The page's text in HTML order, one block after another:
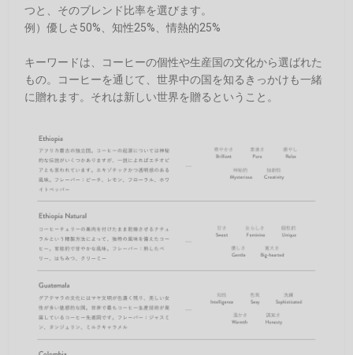
つと、そのブレンド比率を選びます。
例）優しさ50%、知性25%、情熱的25%
キーワードは、コーヒーの個性や生産国の文化から選ばれた
もの。コーヒーを通じて、世界中の国を知るきっかけも一緒
に贈れます。それは新しい世界を贈るということ。